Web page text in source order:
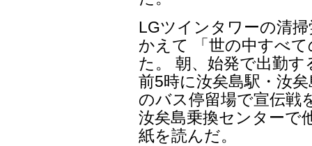
LGツインタワーの清
かえて 「世の中すべ
た。 朝、始発で出勤
前5時に汝矣島駅・汝
のバス停留場で宣伝戦
汝矣島乗換センターで
紙を読んだ。